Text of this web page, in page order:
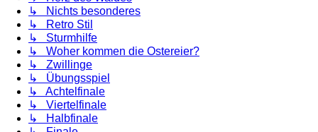
↳ Nichts besonderes
↳ Retro Stil
↳ Sturmhilfe
↳ Woher kommen die Ostereier?
↳ Zwillinge
↳ Übungsspiel
↳ Achtelfinale
↳ Viertelfinale
↳ Halbfinale